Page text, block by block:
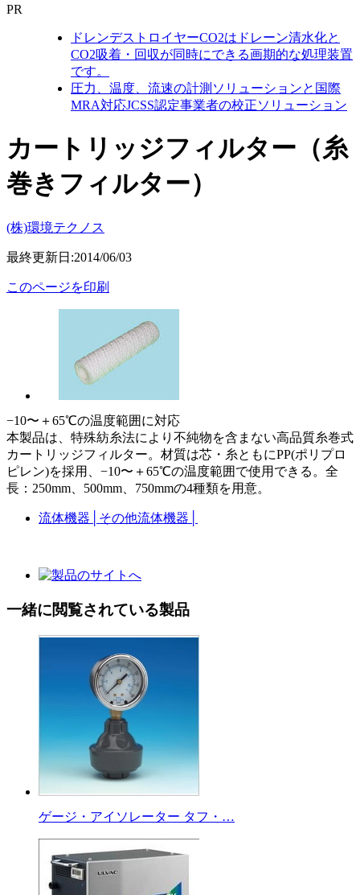
PR
ドレンデストロイヤーCO2はドレーン清水化と
CO2吸着・回収が同時にできる画期的な処理装置
です。
圧力、温度、流速の計測ソリューションと国際
MRA対応JCSS認定事業者の校正ソリューション
カートリッジフィルター（糸
巻きフィルター）
(株)環境テクノス
最終更新日:2014/06/03
このページを印刷
−10〜＋65℃の温度範囲に対応
本製品は、特殊紡糸法により不純物を含まない高品質糸巻式
カートリッジフィルター。材質は芯・糸ともにPP(ポリプロ
ピレン)を採用、−10〜＋65℃の温度範囲で使用できる。全
長：250mm、500mm、750mmの4種類を用意。
流体機器 その他流体機器
一緒に閲覧されている製品
ゲージ・アイソレーター タフ・…